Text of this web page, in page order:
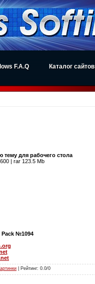
F.A.Q Каталог сайтов
для рабочего стола
| rar 123.5 Mb
Pack №1094
Рейтинг: 0.0/0